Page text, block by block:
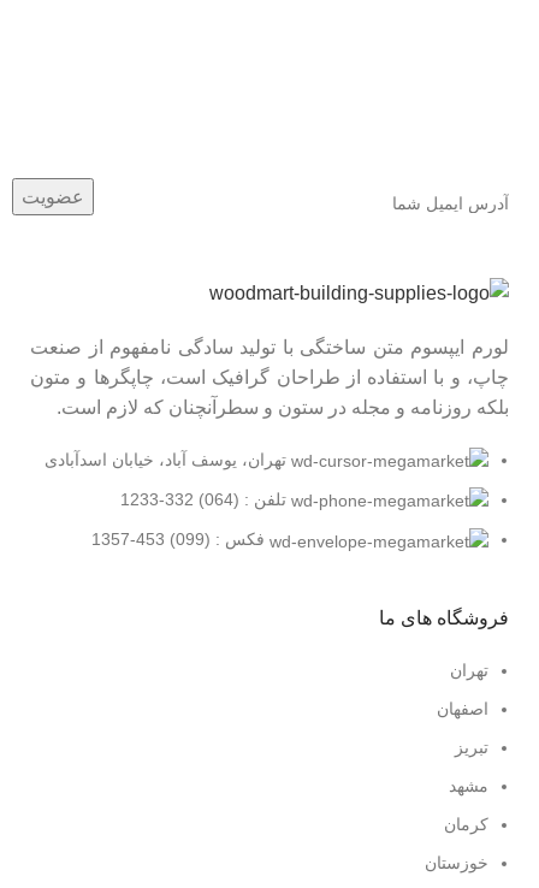
لورم ایپسوم متن ساختگی با تولید سادگی نامفهوم از صنعت
چاپ، و با استفاده از طراحان گرافیک است، چاپگرها و متون
بلکه روزنامه و مجله در ستون و سطرآنچنان که لازم است.
تهران، یوسف آباد، خیابان اسدآبادی
تلفن : (064) 332-1233
فکس : (099) 453-1357
فروشگاه های ما
تهران
اصفهان
تبریز
مشهد
کرمان
خوزستان